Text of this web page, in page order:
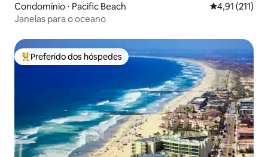
Condomínio ⋅ Pacific Beach 4,91 de uma
4,91 (211)
Janelas para o oceano
Entre os melhores preferidos dos hóspedes
Preferido dos hóspedes